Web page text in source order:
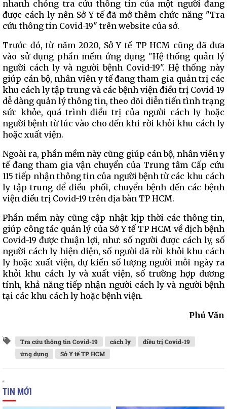
nhanh chóng tra cứu thông tin của một người đang
được cách ly nên Sở Y tế đã mở thêm chức năng "Tra
cứu thông tin Covid-19" trên website của sở.
Trước đó, từ năm 2020, Sở Y tế TP HCM cũng đã đưa
vào sử dụng phần mềm ứng dụng "Hệ thống quản lý
người cách ly và người bệnh Covid-19". Hệ thống này
giúp cán bộ, nhân viên y tế đang tham gia quản trị các
khu cách ly tập trung và các bệnh viện điều trị Covid-19
dễ dàng quản lý thông tin, theo dõi diễn tiến tình trạng
sức khỏe, quá trình điều trị của người cách ly hoặc
người bệnh từ lúc vào cho đến khi rời khỏi khu cách ly
hoặc xuất viện.
Ngoài ra, phần mềm này cũng giúp cán bộ, nhân viên y
tế đang tham gia vận chuyển của Trung tâm Cấp cứu
115 tiếp nhận thông tin của người bệnh từ các khu cách
ly tập trung để điều phối, chuyển bệnh đến các bệnh
viện điều trị Covid-19 trên địa bàn TP HCM.
Phần mềm này cũng cập nhật kịp thời các thông tin,
giúp công tác quản lý của Sở Y tế TP HCM về dịch bệnh
Covid-19 được thuận lợi, như: số người được cách ly, số
người cách ly hiện diện, số người đã rời khỏi khu cách
ly hoặc xuất viện, dự kiến số lượng người mỗi ngày ra
khỏi khu cách ly và xuất viện, số trường hợp dương
tính, khả năng tiếp nhận người cách ly và người bệnh
tại các khu cách ly hoặc bệnh viện.
Phú Văn
Tra cứu thông tin Covid-19 cách ly
điều trị Covid-19
ứng dụng
Sở Y tế TP HCM
TIN MỚI